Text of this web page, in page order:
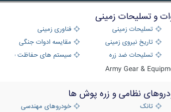
و تسلیحات زمینی
تسلیحات زمینی
فناوری زمینی
تاریخ نیروی زمینی
مقایسه ادوات جنگی
تسلیحات ضد زره
سیستم های حفاظت فعال
Army Gear &
نظامی و زره پوش ها
تانک
خودروهای مهندسی